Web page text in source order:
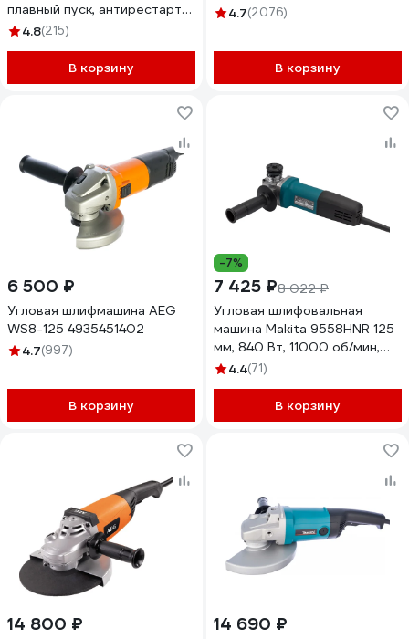
плавный пуск, антирестарт
2,7кг,кор. GA5030R
4.8(215)
В корзину
4.7(2076)
В корзину
6 500 ₽
Угловая шлифмашина AEG
WS8-125 4935451402
4.7(997)
В корзину
-7%
7 425 ₽8 022 ₽
Угловая шлифовальная
машина Makita 9558HNR 125
мм, 840 Вт, 11000 об/мин,
плавный пуск, функция
4.4(71)
В корзину
14 800 ₽ 14 690 ₽